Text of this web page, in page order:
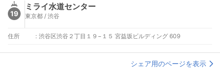
19
ミライ水道センター
東京都 / 渋谷
住所 : 渋谷区渋谷２丁目１９−１５ 宮益坂ビルディング 609
シェア用のページを表示